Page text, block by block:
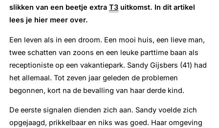
slikken van een beetje extraT3 uitkomst. In dit artikel
lees je hier meer over.
Een leven als in een droom. Een mooi huis, een lieve man,
twee schatten van zoons en een leuke parttime baan als
receptioniste op een vakantiepark. Sandy Gijsbers (41) had
het allemaal. Tot zeven jaar geleden de problemen
begonnen, kort na de bevalling van haar derde kind.
De eerste signalen dienden zich aan. Sandy voelde zich
opgejaagd, prikkelbaar en niks was goed. Haar omgeving